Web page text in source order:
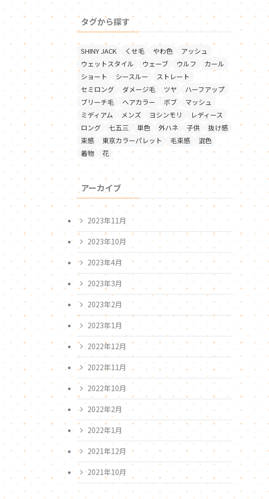
タグから探す
SHINY JACK くせ毛 やわ色
アッシュ
ウェットスタイル
ウェーブ ウルフ
カール
ショート
シースルー
ストレート
セミロング
ダメージ毛 ツヤ
ハーフアップ
ブリーチ毛
ヘアカラー ボブ
マッシュ
ミディアム
メンズ ヨシンモリ
レディース
ロング
七五三 単色 外ハネ 子供
抜け感
束感
東京カラーパレット 毛束感
混色
着物
花
アーカイブ
2023年11月
2023年10月
2023年4月
2023年3月
2023年2月
2023年1月
2022年12月
2022年11月
2022年10月
2022年2月
2022年1月
2021年12月
2021年10月